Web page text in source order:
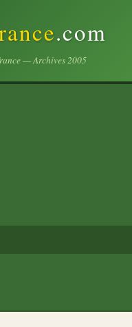
.com
— Archives 2005